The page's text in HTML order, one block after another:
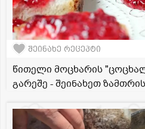
შეინახე რეცეპტი
წითელი მოცხარის
გარეშე - შეინახეთ